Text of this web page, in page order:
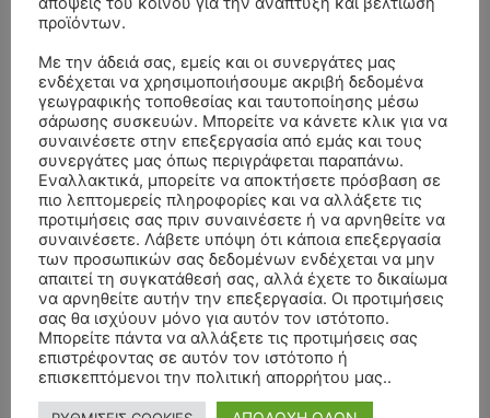
- Advertisment -
προϊόντων.
Με την άδειά σας, εμείς και οι συνεργάτες μας
ενδέχεται να χρησιμοποιήσουμε ακριβή δεδομένα
γεωγραφικής τοποθεσίας και ταυτοποίησης μέσω
σάρωσης συσκευών. Μπορείτε να κάνετε κλικ για να
συναινέσετε στην επεξεργασία από εμάς και τους
συνεργάτες μας όπως περιγράφεται παραπάνω.
Εναλλακτικά, μπορείτε να αποκτήσετε πρόσβαση σε
πιο λεπτομερείς πληροφορίες και να αλλάξετε τις
προτιμήσεις σας πριν συναινέσετε ή να αρνηθείτε να
συναινέσετε. Λάβετε υπόψη ότι κάποια επεξεργασία
των προσωπικών σας δεδομένων ενδέχεται να μην
απαιτεί τη συγκατάθεσή σας, αλλά έχετε το δικαίωμα
να αρνηθείτε αυτήν την επεξεργασία. Οι προτιμήσεις
σας θα ισχύουν μόνο για αυτόν τον ιστότοπο.
Μπορείτε πάντα να αλλάξετε τις προτιμήσεις σας
επιστρέφοντας σε αυτόν τον ιστότοπο ή
επισκεπτόμενοι την πολιτική απορρήτου μας..